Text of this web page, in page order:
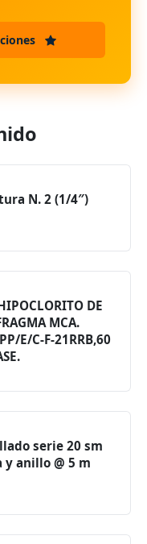
N. 2 (1/4″)
DE
MCA.
E/C-F-21RRB,60
serie 20 sm
anillo @ 5 m